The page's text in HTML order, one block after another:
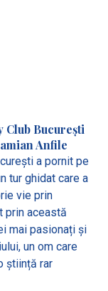
Club București
Anfile
a pornit pe
tur ghidat care a
vie prin
prin această
mai pasionați și
un om care
știință rar